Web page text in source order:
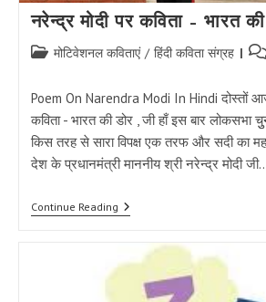
नरेन्द्र मोदी पर कविता – भारत
Post मोटिवेशनल कविताएं / हिंदी कविता संग्रह
Poem On Narendra Modi In Hindi दोस्तों
कविता - भारत की डोर , जी हाँ इस बार लोकसभा
किस तरह से सारा विपक्ष एक तरफ और सदी का
देश के प्रधानमंत्री माननीय श्री नरेन्द्र मोदी
Continue Readingनरेन्द्र
मोदी
कविता
–